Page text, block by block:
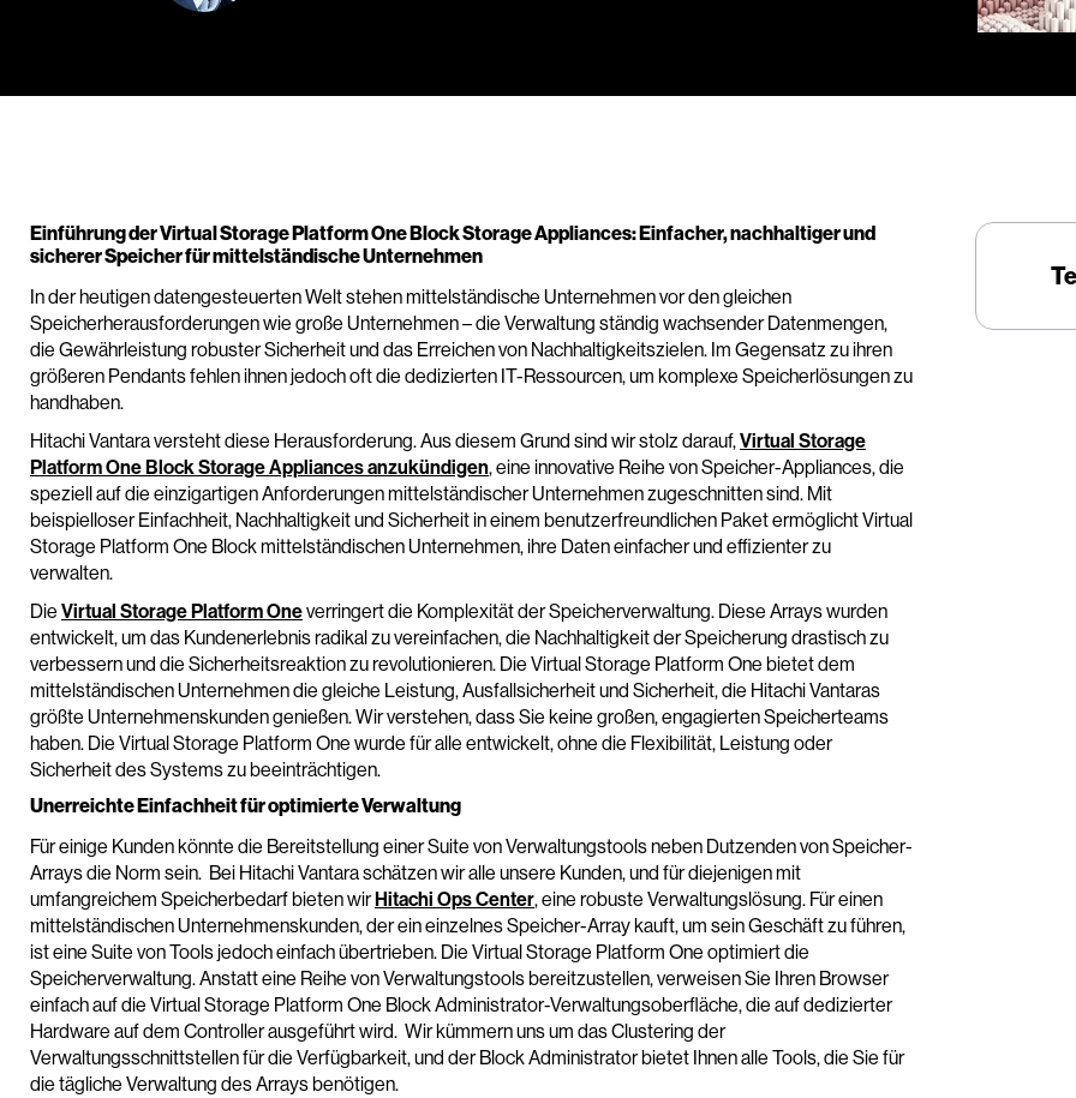
Einführung der Virtual Storage Platform One Block Storage Appliances: Einfacher, nachhaltiger und
sicherer Speicher für mittelständische Unternehmen
In der heutigen datengesteuerten Welt stehen mittelständische Unternehmen vor den gleichen
Speicherherausforderungen wie große Unternehmen – die Verwaltung ständig wachsender Datenmengen,
die Gewährleistung robuster Sicherheit und das Erreichen von Nachhaltigkeitszielen. Im Gegensatz zu ihren
größeren Pendants fehlen ihnen jedoch oft die dedizierten IT-Ressourcen, um komplexe Speicherlösungen zu
handhaben.
Hitachi Vantara versteht diese Herausforderung. Aus diesem Grund sind wir stolz darauf,Virtual Storage
Platform One Block Storage Appliances anzukündigen, eine innovative Reihe von Speicher-Appliances, die
speziell auf die einzigartigen Anforderungen mittelständischer Unternehmen zugeschnitten sind. Mit
beispielloser Einfachheit, Nachhaltigkeit und Sicherheit in einem benutzerfreundlichen Paket ermöglicht Virtual
Storage Platform One Block mittelständischen Unternehmen, ihre Daten einfacher und effizienter zu
verwalten.
Die Virtual Storage Platform Oneverringert die Komplexität der Speicherverwaltung. Diese Arrays wurden
entwickelt, um das Kundenerlebnis radikal zu vereinfachen, die Nachhaltigkeit der Speicherung drastisch zu
verbessern und die Sicherheitsreaktion zu revolutionieren. Die Virtual Storage Platform One bietet dem
mittelständischen Unternehmen die gleiche Leistung, Ausfallsicherheit und Sicherheit, die Hitachi Vantaras
größte Unternehmenskunden genießen. Wir verstehen, dass Sie keine großen, engagierten Speicherteams
haben. Die Virtual Storage Platform One wurde für alle entwickelt, ohne die Flexibilität, Leistung oder
Sicherheit des Systems zu beeinträchtigen.
Unerreichte Einfachheit für optimierte Verwaltung
Für einige Kunden könnte die Bereitstellung einer Suite von Verwaltungstools neben Dutzenden von Speicher-
Arrays die Norm sein. Bei Hitachi Vantara schätzen wir alle unsere Kunden, und für diejenigen mit
umfangreichem Speicherbedarf bieten wirHitachi Ops Center, eine robuste Verwaltungslösung. Für einen
mittelständischen Unternehmenskunden, der ein einzelnes Speicher-Array kauft, um sein Geschäft zu führen,
ist eine Suite von Tools jedoch einfach übertrieben. Die Virtual Storage Platform One optimiert die
Speicherverwaltung. Anstatt eine Reihe von Verwaltungstools bereitzustellen, verweisen Sie Ihren Browser
einfach auf die Virtual Storage Platform One Block Administrator-Verwaltungsoberfläche, die auf dedizierter
Hardware auf dem Controller ausgeführt wird. Wir kümmern uns um das Clustering der
Verwaltungsschnittstellen für die Verfügbarkeit, und der Block Administrator bietet Ihnen alle Tools, die Sie für
die tägliche Verwaltung des Arrays benötigen.